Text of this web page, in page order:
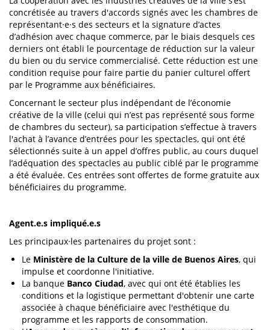
concrétisée au travers d'accords signés avec les chambres de
représentant·e·s des secteurs et la signature d’actes
d’adhésion avec chaque commerce, par le biais desquels ces
derniers ont établi le pourcentage de réduction sur la valeur
du bien ou du service commercialisé. Cette réduction est une
condition requise pour faire partie du panier culturel offert
par le Programme aux bénéficiaires.
Concernant le secteur plus indépendant de l’économie
créative de la ville (celui qui n’est pas représenté sous forme
de chambres du secteur), sa participation s’effectue à travers
l'achat à l’avance d’entrées pour les spectacles, qui ont été
sélectionnés suite à un appel d’offres public, au cours duquel
l’adéquation des spectacles au public ciblé par le programme
a été évaluée. Ces entrées sont offertes de forme gratuite aux
bénéficiaires du programme.
Agent.e.s impliqué.e.s
Les principaux·les partenaires du projet sont :
Le Ministère de la Culture de la ville de Buenos Aires, qui
impulse et coordonne l'initiative.
La banque Banco Ciudad, avec qui ont été établies les
conditions et la logistique permettant d'obtenir une carte
associée à chaque bénéficiaire avec l'esthétique du
programme et les rapports de consommation.